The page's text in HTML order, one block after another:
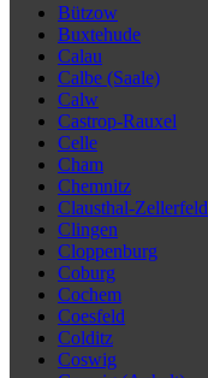
Bützow
Buxtehude
Calau
Calbe (Saale)
Calw
Castrop-Rauxel
Celle
Cham
Chemnitz
Clausthal-Zellerfeld
Clingen
Cloppenburg
Coburg
Cochem
Coesfeld
Colditz
Coswig